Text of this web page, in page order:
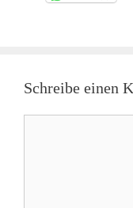
Schreibe einen